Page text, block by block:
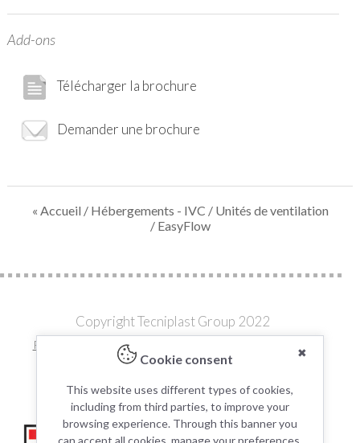
Add-ons
Télécharger la brochure
Demander une brochure
« Accueil / Hébergements - IVC / Unités de ventilation
/ EasyFlow
Copyright Tecniplast Group 2022
Privacy and Cookie Policies
C.F. e P.IVA 00211030127 | REA: 49171
✖
Cookie consent
This website uses different types of cookies,
including from third parties, to improve your
browsing experience. Through this banner you
can accept all cookies, manage your preferences,